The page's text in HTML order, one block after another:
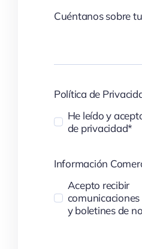
Cuéntanos sobre
Política de
He leído y
de privacidad*
Información
Acepto recibir
y boletines de